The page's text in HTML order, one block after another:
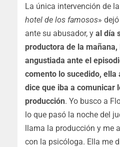
La única intervención de
hotel de los famosos»
ante su abusador, y al día
productora de la
angustiada ante el
comento lo sucedido, ella
dice que iba a comunicar
producción. Yo busco a
lo que pasó la noche del
llama la producción y me
con la psicóloga. Ella me